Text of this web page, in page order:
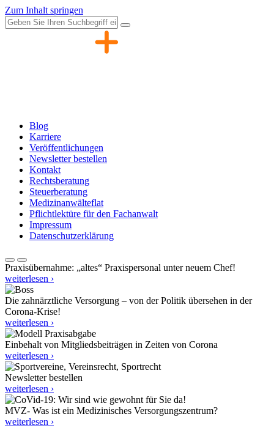
Zum Inhalt springen
Blog
Karriere
Veröffentlichungen
Newsletter bestellen
Kontakt
Rechtsberatung
Steuerberatung
Medizinanwälteflat
Pflichtlektüre für den Fachanwalt
Impressum
Datenschutzerklärung
Praxisübernahme: „altes“ Praxispersonal unter neuem Chef!
weiterlesen ›
Die zahnärztliche Versorgung – von der Politik übersehen in der
Corona-Krise!
weiterlesen ›
Einbehalt von Mitgliedsbeiträgen in Zeiten von Corona
weiterlesen ›
Newsletter bestellen
weiterlesen ›
MVZ- Was ist ein Medizinisches Versorgungszentrum?
weiterlesen ›